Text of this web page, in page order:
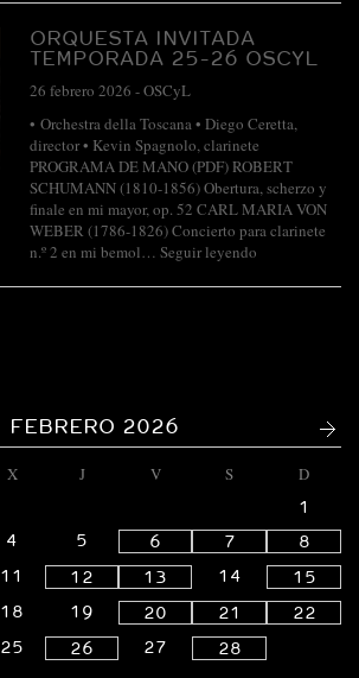
ORQUESTA INVITADA
TEMPORADA 25-26 OSCYL
26 febrero 2026 -OSCyL
• Orchestra della Toscana • Diego Ceretta,
director • Kevin Spagnolo, clarinete
PROGRAMA DE MANO (PDF) ROBERT
SCHUMANN (1810-1856) Obertura, scherzo y
finale en mi mayor, op. 52 CARL MARIA VON
WEBER (1786-1826) Concierto para clarinete
n.º 2 en mi bemol… Seguir leyendo
FEBRERO 2026
X J V S
D
1
4 5 6 7
8
11 12 13 14
15
18 19 20 21
22
25 26 27 28